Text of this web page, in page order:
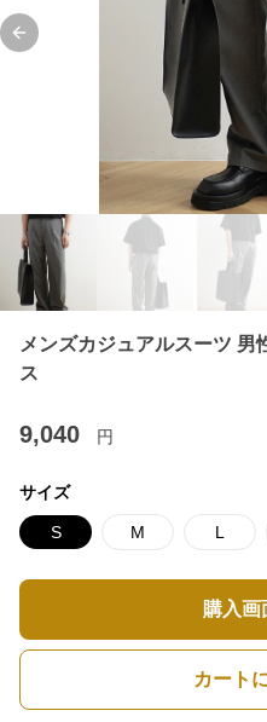
Previous slide
メンズカジュアルスーツ 男
ス
9,040 円
サイズ
S M L
購入画
カート